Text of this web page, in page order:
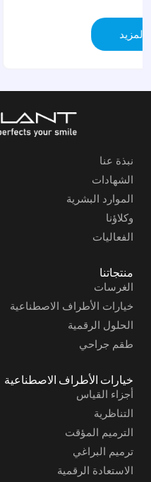
نبذة عنا
الشهادات
الموارد البشرية
وكلاؤنا
الفعاليات
منتجاتنا
الغرسات
خيارات الأطراف الاصطناعية
الحلول الرقمية
طقم جراحي
خيارات الأطراف الاصطناعية
أجزاء القياس
التناظرية
الترميم المؤقت
ترميم البراغي
الاستعادة الرقمية